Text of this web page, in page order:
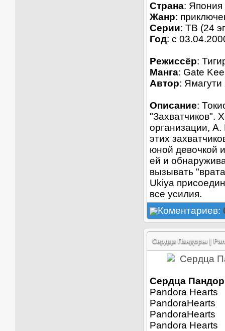
Страна: Япония
Жанр:
Серии: ТВ (24
Год: c
Режиссёр:
Манга: Gate
Автор:
Описание:
"Захватчиков".
организации, A.
этих
юной девочкой
ей и
вызывать
Ukiya
все усилия.
Коментариев:
Сердца Пандоры |
Сердца
Pandora Hearts
PandoraHearts
PandoraHearts
Pandora Hearts